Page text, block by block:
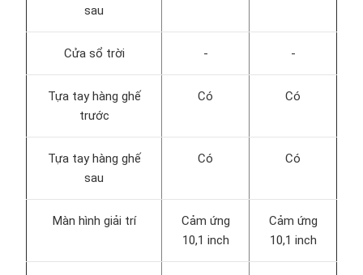
sau
Cửa sổ trời - -
Tựa tay hàng ghế
trước
Có Có
Tựa tay hàng ghế
sau
Có Có
Màn hình giải trí
Cảm ứng
10,1 inch
Cảm ứng
10,1 inch